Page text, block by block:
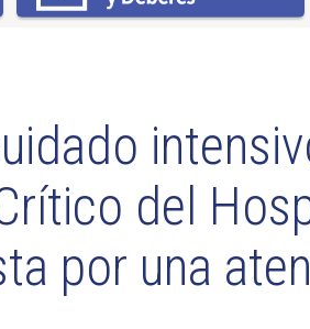
del
por una